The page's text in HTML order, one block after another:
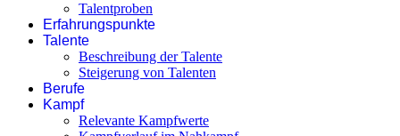
Talentproben
Erfahrungspunkte
Talente
Beschreibung der Talente
Steigerung von Talenten
Berufe
Kampf
Relevante Kampfwerte